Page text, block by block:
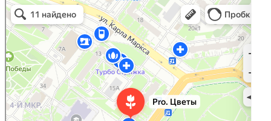
Pro. Цветы
Магазин цветов в Нижнем Новгороде
Доставка цветов и букетов в Нижнем Новгороде